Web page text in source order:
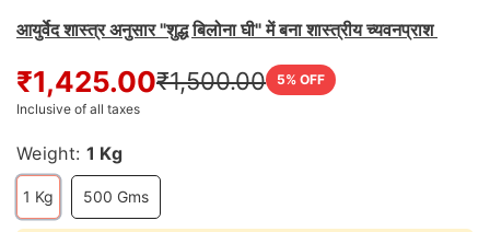
आयुर्वेद शास्त्र अनुसार "शुद्ध बिलोना घी" में बना शास्त्रीय च्यवनप्राश
₹1,425.00₹1,500.00 5% OFF
Inclusive of all taxes
Weight: 1 Kg
1 Kg 500 Gms